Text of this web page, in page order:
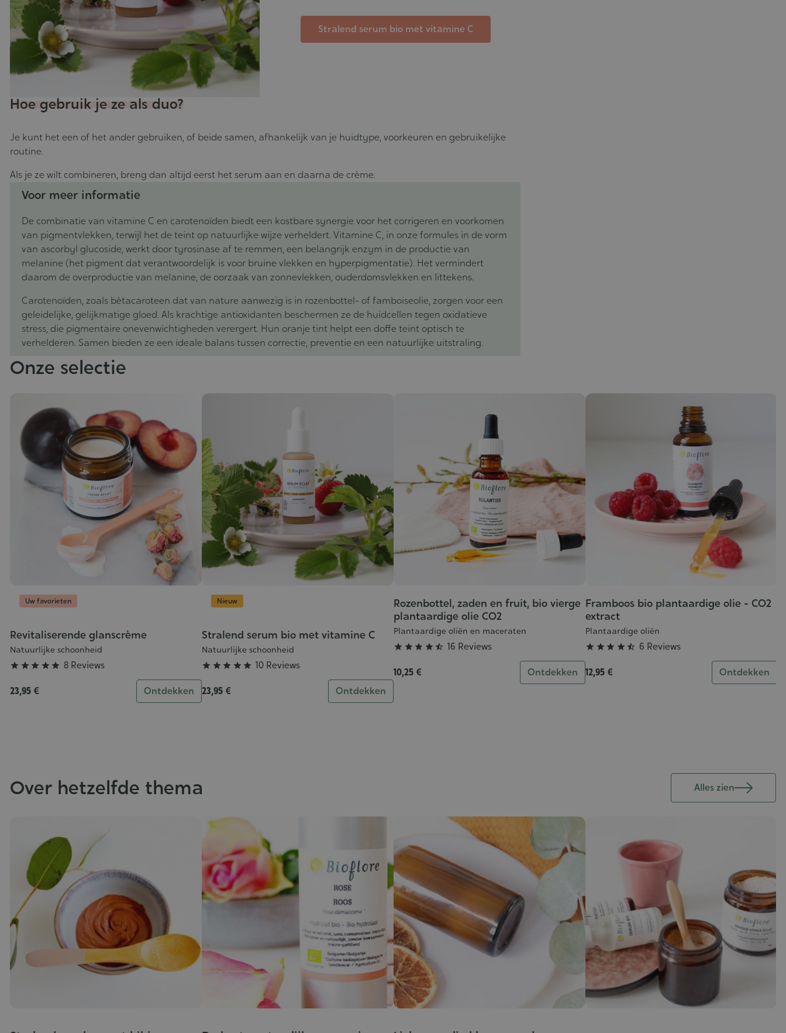
Stralend serum bio met vitamine C
Hoe gebruik je ze als duo?
Je kunt het een of het ander gebruiken, of beide samen, afhankelijk van je huidtype, voorkeuren en gebruikelijke
routine.
Als je ze wilt combineren, breng dan altijd eerst het serum aan en daarna de crème.
Voor meer informatie
De combinatie van vitamine C en carotenoïden biedt een kostbare synergie voor het corrigeren en voorkomen
van pigmentvlekken, terwijl het de teint op natuurlijke wijze verheldert. Vitamine C, in onze formules in de vorm
van ascorbyl glucoside, werkt door tyrosinase af te remmen, een belangrijk enzym in de productie van
melanine (het pigment dat verantwoordelijk is voor bruine vlekken en hyperpigmentatie). Het vermindert
daarom de overproductie van melanine, de oorzaak van zonnevlekken, ouderdomsvlekken en littekens.
Carotenoïden, zoals bètacaroteen dat van nature aanwezig is in rozenbottel- of famboiseolie, zorgen voor een
geleidelijke, gelijkmatige gloed. Als krachtige antioxidanten beschermen ze de huidcellen tegen oxidatieve
stress, die pigmentaire onevenwichtigheden verergert. Hun oranje tint helpt een doffe teint optisch te
verhelderen. Samen bieden ze een ideale balans tussen correctie, preventie en een natuurlijke uitstraling.
Onze selectie
Uw favorieten
Revitaliserende glanscrème
Natuurlijke schoonheid
Grade
:
5/5
     8 Reviews
23,95 € Ontdekken
Nieuw
Stralend serum bio met vitamine C
Natuurlijke schoonheid
Grade
:
5/5
     10 Reviews
23,95 € Ontdekken
Rozenbottel, zaden en fruit, bio vierge
plantaardige olie CO2
Plantaardige oliën en maceraten
Grade
:
4/5
     16 Reviews
10,25 € Ontdekken
Framboos bio plantaardige olie - CO2
extract
Plantaardige oliën
Grade
:
4/5
     6 Reviews
12,95 € Ontdekken
Over hetzelfde thema Alles zien